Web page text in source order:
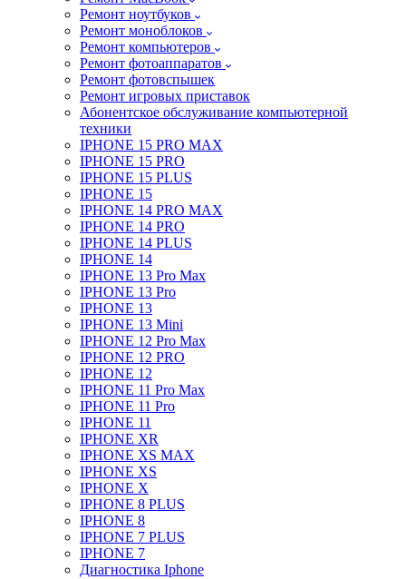
Ремонт ноутбуков
Ремонт моноблоков
Ремонт компьютеров
Ремонт фотоаппаратов
Ремонт фотовспышек
Ремонт игровых приставок
Абонентское обслуживание компьютерной
техники
IPHONE 15 PRO MAX
IPHONE 15 PRO
IPHONE 15 PLUS
IPHONE 15
IPHONE 14 PRO MAX
IPHONE 14 PRO
IPHONE 14 PLUS
IPHONE 14
IPHONE 13 Pro Max
IPHONE 13 Pro
IPHONE 13
IPHONE 13 Mini
IPHONE 12 Pro Max
IPHONE 12 PRO
IPHONE 12
IPHONE 11 Pro Max
IPHONE 11 Pro
IPHONE 11
IPHONE XR
IPHONE XS MAX
IPHONE XS
IPHONE X
IPHONE 8 PLUS
IPHONE 8
IPHONE 7 PLUS
IPHONE 7
Диагностика Iphone